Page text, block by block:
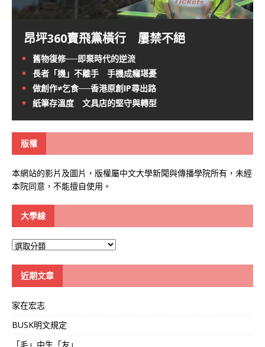
昂坪360賣飛黨橫行 屢禁不絕
舊物復修──即棄時代的逆流
長者「機」不離手 手機成癮堪憂
做創作≠乞食──香港原創IP尋出路
紙筆存溫度 文具店的堅守與轉型
版權
本網站的影片及圖片，版權屬中文大學新聞與傳播學院所有，未經
本院同意，不能擅自使用。
大學線
大
近期文章
家在宏志
BUSK明文規定
「毛」中生「友」